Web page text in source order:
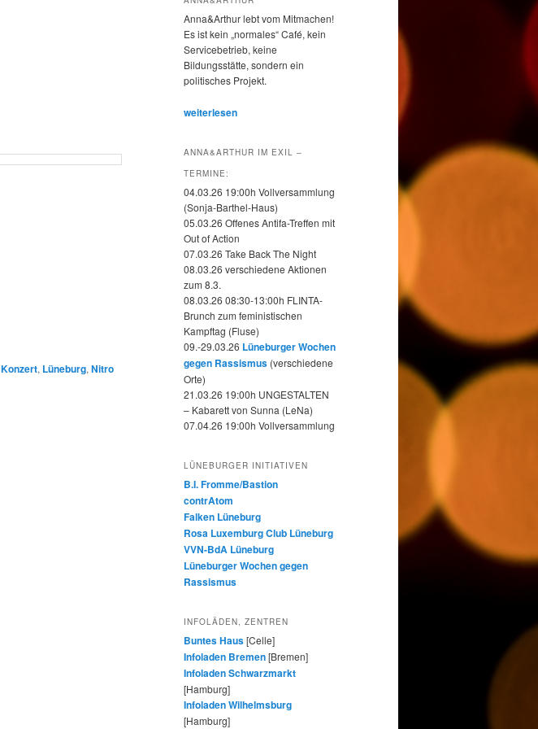
Konzert, Lüneburg, Nitro
Anna&Arthur lebt vom Mitmachen!
Es ist kein „normales“ Café, kein
Servicebetrieb, keine
Bildungsstätte, sondern ein
politisches Projekt.
weiterlesen
ANNA&ARTHUR IM EXIL –
TERMINE:
04.03.26 19:00h Vollversammlung
(Sonja-Barthel-Haus)
05.03.26 Offenes Antifa-Treffen mit
Out of Action
07.03.26 Take Back The Night
08.03.26 verschiedene Aktionen
zum 8.3.
08.03.26 08:30-13:00h FLINTA-
Brunch zum feministischen
Kampftag (Fluse)
09.-29.03.26 Lüneburger Wochen
gegen Rassismus (verschiedene
Orte)
21.03.26 19:00h UNGESTALTEN
– Kabarett von Sunna (LeNa)
07.04.26 19:00h Vollversammlung
LÜNEBURGER INITIATIVEN
B.I. Fromme/Bastion
contrAtom
Falken Lüneburg
Rosa Luxemburg Club Lüneburg
VVN-BdA Lüneburg
Lüneburger Wochen gegen
Rassismus
INFOLÄDEN, ZENTREN
Buntes Haus[Celle]
Infoladen Bremen[Bremen]
Infoladen Schwarzmarkt
[Hamburg]
Infoladen Wilhelmsburg
[Hamburg]